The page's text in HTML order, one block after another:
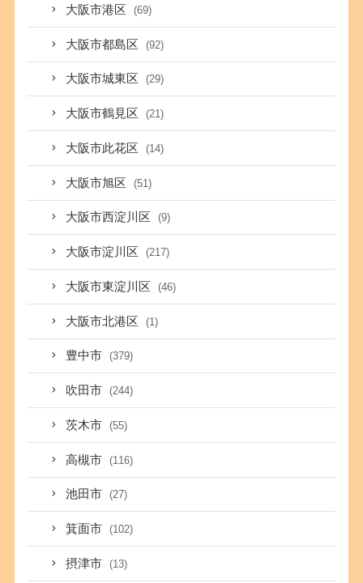
大阪市港区 (69)
大阪市都島区 (92)
大阪市城東区 (29)
大阪市鶴見区 (21)
大阪市此花区 (14)
大阪市旭区 (51)
大阪市西淀川区 (9)
大阪市淀川区 (217)
大阪市東淀川区 (46)
大阪市北港区 (1)
豊中市 (379)
吹田市 (244)
茨木市 (55)
高槻市 (116)
池田市 (27)
箕面市 (102)
摂津市 (13)